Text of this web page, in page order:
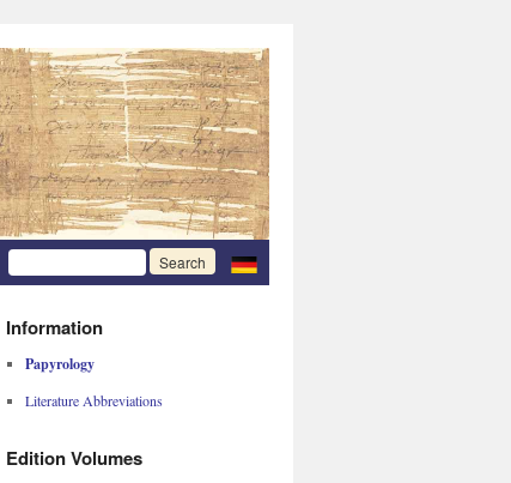
Information
Papyrology
Literature Abbreviations
Edition Volumes